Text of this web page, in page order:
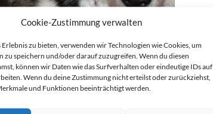
Cookie-Zustimmung verwalten
zu bieten, verwenden wir Technologien wie Cookies, um
zu speichern und/oder darauf zuzugreifen. Wenn du diesen
können wir Daten wie das Surfverhalten oder eindeutige IDs auf
Wenn du deine Zustimmung nicht erteilst oder zurückziehst,
und Funktionen beeinträchtigt werden.